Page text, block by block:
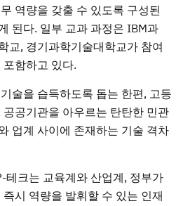
역량을 갖출 수 있도록 구성된
된다. 일부 교과 과정은 IBM과
교, 경기과학기술대학교가 참여
함하고 있다.
술을 습득하도록 돕는 한편, 고등
공기관을 아우르는 탄탄한 민관
업계 사이에 존재하는 기술 격차
테크는 교육계와 산업계, 정부가
시 역량을 발휘할 수 있는 인재